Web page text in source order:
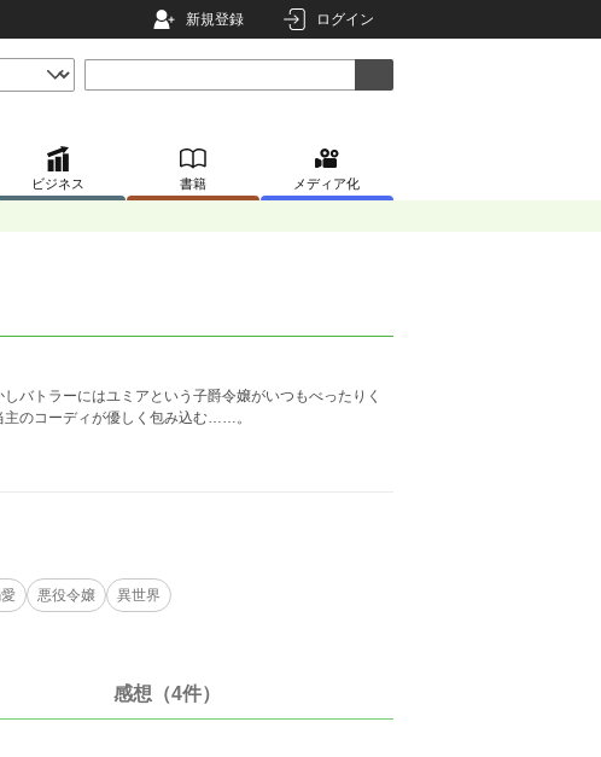
新規登録 ログイン
ビジネス 書籍 メディア化
バトラーにはユミアという子爵令嬢がいつもべったりく
主のコーディが優しく包み込む……。
悪役令嬢 異世界
感想（4件）